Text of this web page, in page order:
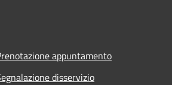
appuntamento
disservizio